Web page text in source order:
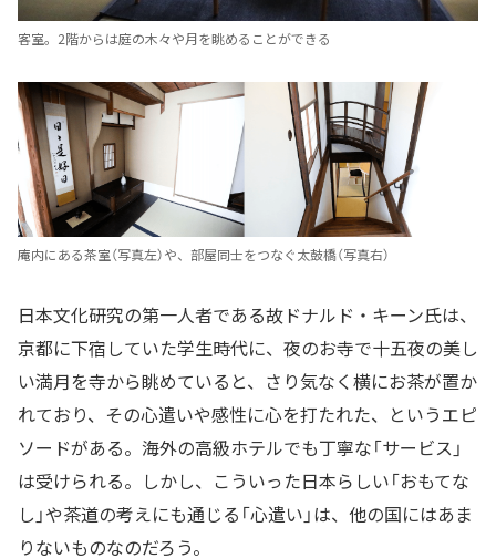
客室。2階からは庭の木々や月を眺めることができる
庵内にある茶室（写真左）や、部屋同士をつなぐ太鼓橋（写真右）
日本文化研究の第一人者である故ドナルド・キーン氏は、
京都に下宿していた学生時代に、夜のお寺で十五夜の美し
い満月を寺から眺めていると、さり気なく横にお茶が置か
れており、その心遣いや感性に心を打たれた、というエピ
ソードがある。海外の高級ホテルでも丁寧な「サービス」
は受けられる。しかし、こういった日本らしい「おもてな
し」や茶道の考えにも通じる「心遣い」は、他の国にはあま
りないものなのだろう。